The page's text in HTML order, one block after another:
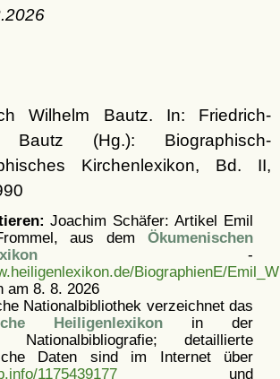
Wilhelm Bautz. In: Friedrich-
Bautz (Hg.): Biographisch-
Kirchenlexikon, Bd. II,
Joachim Schäfer: Artikel Emil
aus dem Ökumenischen
-
BiographienE/
am 8. 8. 2026
Nationalbibliothek verzeichnet das
Heiligenlexikonin der
Nationalbibliografie; detaillierte
Daten sind im Internet über
1175439177und